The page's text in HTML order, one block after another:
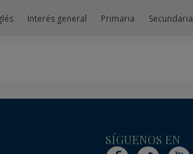
Interés general Primaria Secundaria
SÍGUENOS EN